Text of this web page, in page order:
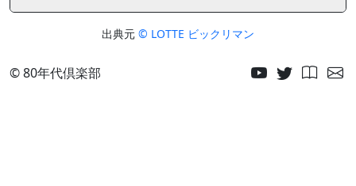
出典元 © LOTTE ビックリマン
© 80年代倶楽部